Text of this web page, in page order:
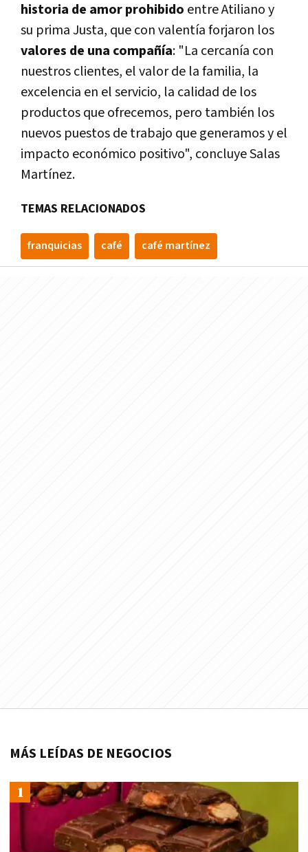
historia de amor prohibido entre Atiliano y
su prima Justa, que con valentía forjaron los
valores de una compañía: "La cercanía con
nuestros clientes, el valor de la familia, la
excelencia en el servicio, la calidad de los
productos que ofrecemos, pero también los
nuevos puestos de trabajo que generamos y el
impacto económico positivo", concluye Salas
Martínez.
TEMAS RELACIONADOS
franquicias café café martínez
MÁS LEÍDAS DE NEGOCIOS